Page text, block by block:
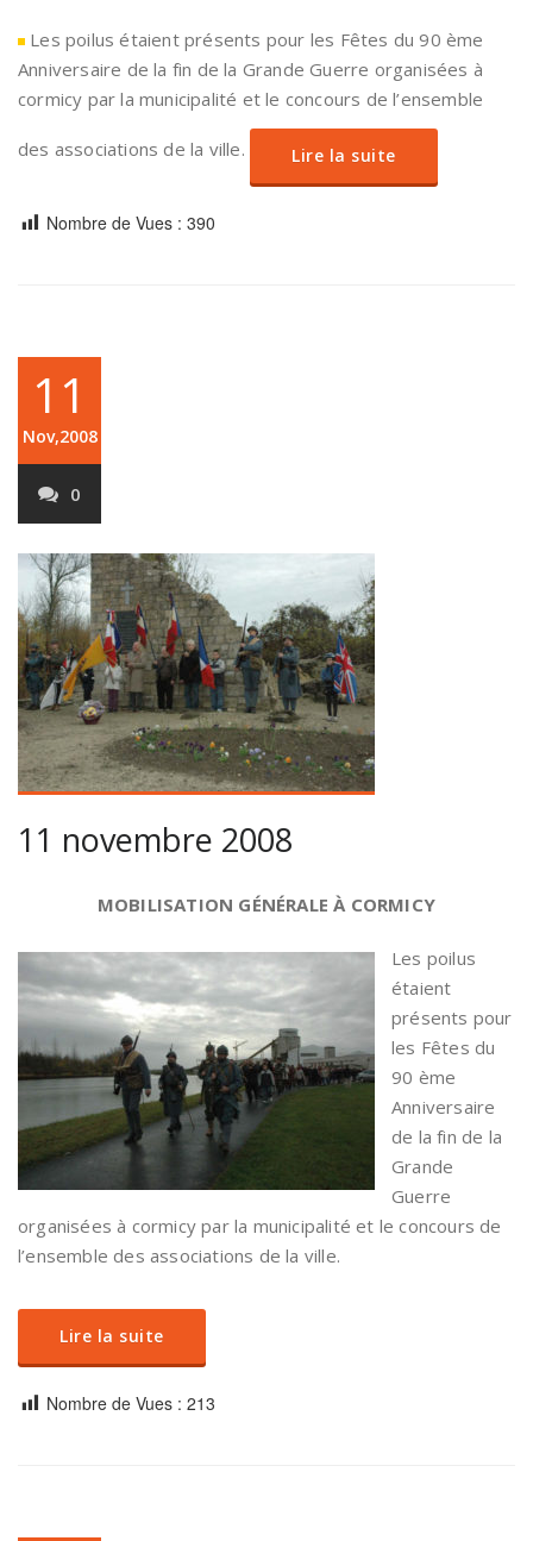
Les poilus étaient présents pour les Fêtes du 90 ème
Anniversaire de la fin de la Grande Guerre organisées à
cormicy par la municipalité et le concours de l’ensemble
des associations de la ville. Lire la suite
Nombre de Vues : 390
11
Nov,2008
0
11 novembre 2008
MOBILISATION GÉNÉRALE À CORMICY
Les poilus
étaient
présents pour
les Fêtes du
90 ème
Anniversaire
de la fin de la
Grande
Guerre
organisées à cormicy par la municipalité et le concours de
l’ensemble des associations de la ville.
Lire la suite
Nombre de Vues : 213